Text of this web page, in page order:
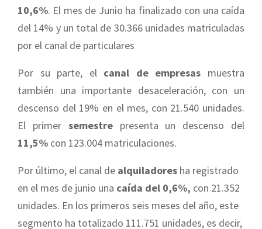
10,6%. El mes de Junio ha finalizado con una caída
del 14% y un total de 30.366 unidades matriculadas
por el canal de particulares
Por su parte, el canal de empresas muestra
también una importante desaceleración, con un
descenso del 19% en el mes, con 21.540 unidades.
El primersemestrepresenta un descenso del
11,5% con 123.004 matriculaciones.
Por último, el canal de alquiladores ha registrado
en el mes de junio una caída del 0,6%, con 21.352
unidades. En los primeros seis meses del año, este
segmento ha totalizado 111.751 unidades, es decir,